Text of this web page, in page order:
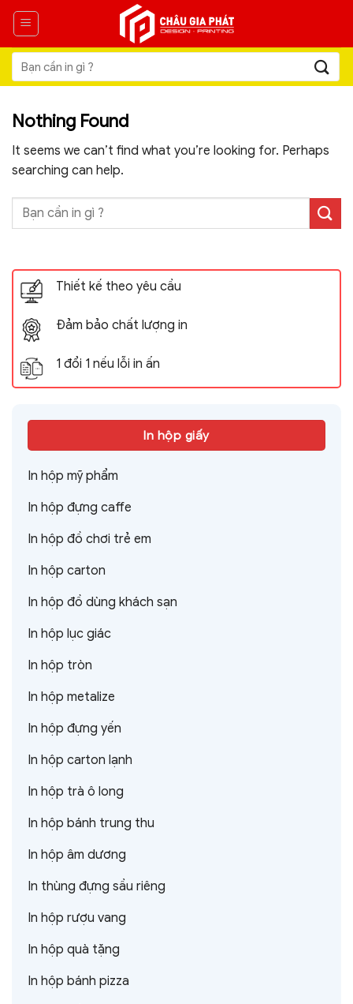
Skip
content
Tìm
kiếm:
Nothing Found
It seems we can’t find what you’re looking for. Perhaps
searching can help.
Thiết kế theo yêu cầu
Đảm bảo chất lượng in
1 đổi 1 nếu lỗi in ấn
In hộp giấy
In hộp mỹ phẩm
In hộp đựng caffe
In hộp đồ chơi trẻ em
In hộp carton
In hộp đồ dùng khách sạn
In hộp lục giác
In hộp tròn
In hộp metalize
In hộp đựng yến
In hộp carton lạnh
In hộp trà ô long
In hộp bánh trung thu
In hộp âm dương
In thùng đựng sầu riêng
In hộp rượu vang
In hộp quà tặng
In hộp bánh pizza